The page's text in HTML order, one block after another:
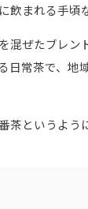
飲まれる手頃
混ぜたブレ
日常茶で、
というよう